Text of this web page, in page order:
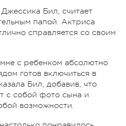
Бил, считает
папой. Актриса
справляется со своим
с ребенком абсолютно
готов включиться в
Бил, добавив, что
с собой фото сына и
возможности.